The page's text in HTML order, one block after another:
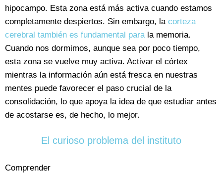
hipocampo. Esta zona está más activa cuando estamos
completamente despiertos. Sin embargo, la corteza
cerebral también es fundamental parala memoria.
Cuando nos dormimos, aunque sea por poco tiempo,
esta zona se vuelve muy activa. Activar el córtex
mientras la información aún está fresca en nuestras
mentes puede favorecer el paso crucial de la
consolidación, lo que apoya la idea de que estudiar antes
de acostarse es, de hecho, lo mejor.
El curioso problema del instituto
Comprender